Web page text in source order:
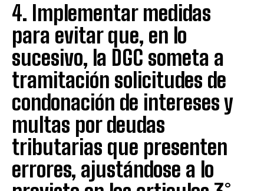
4. Implementar medidas
para evitar que, en lo
sucesivo, la DGC someta a
tramitación solicitudes de
condonación de intereses y
multas por deudas
tributarias que presenten
errores, ajustándose a lo